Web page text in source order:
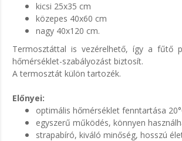
kicsi 25x35 cm
közepes 40x60 cm
nagy 40x120 cm.
Termosztáttal is vezérelhető, így a fűtő
hőmérséklet-szabályozást biztosít.
A termosztát külön tartozék.
Előnyei:
optimális hőmérséklet fenntartása
egyszerű működés, könnyen
strapabíró, kiváló minőség, hosszú